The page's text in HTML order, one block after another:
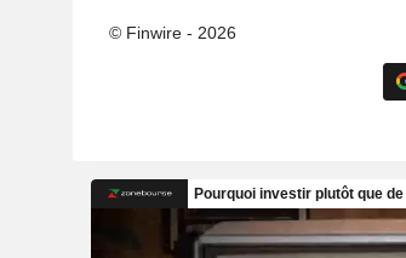
© Finwire - 2026